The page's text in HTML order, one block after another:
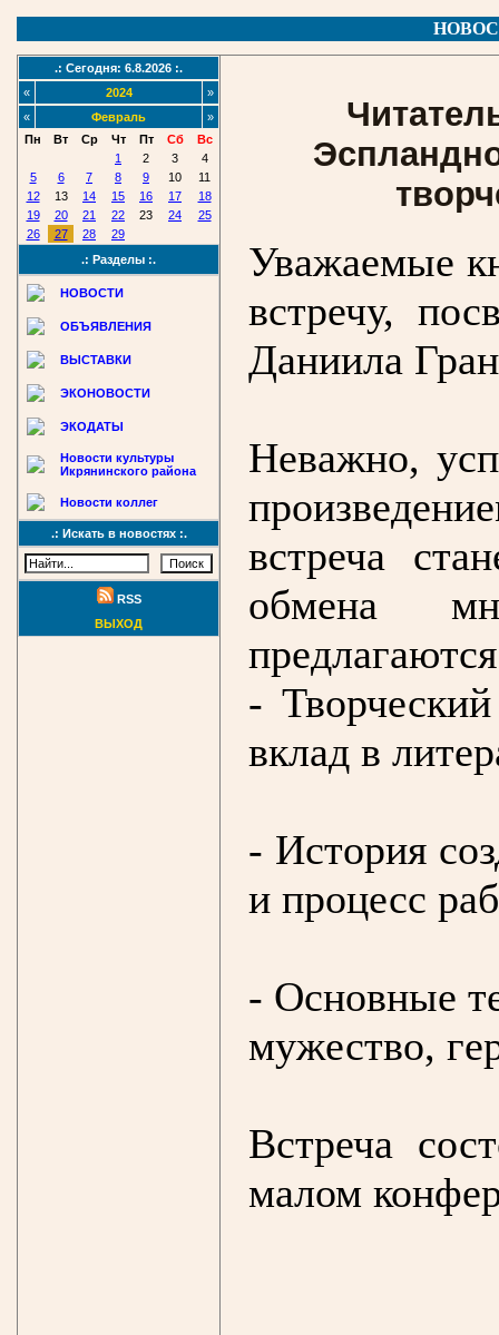
.: Сегодня: 6.8.2026 :.
«
2024
»
«
Февраль
»
Пн
Вт Ср Чт Пт Сб
Вс
1
2 3
4
5
6 7 8 9 10
11
12
13 14 15 16 17
18
19
20 21 22 23 24
25
26
27 28
29
.: Разделы :.
НОВОСТИ
ОБЪЯВЛЕНИЯ
ВЫСТАВКИ
ЭКОНОВОСТИ
ЭКОДАТЫ
Новости культуры
Икрянинского района
Новости коллег
.: Искать в новостях :.
RSS
ВЫХОД
Уважаемые
встречу,
Даниила
Неважно,
встреча
обмена
-
вклад в
- История
и процесс
- Основные
мужество,
Встреча
малом